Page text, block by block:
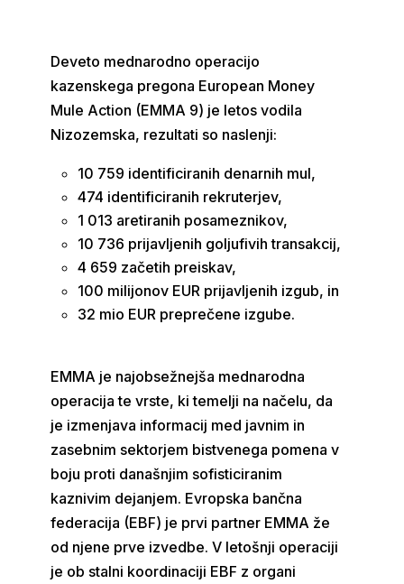
Deveto mednarodno operacijo
kazenskega pregona European Money
Mule Action (EMMA 9) je letos vodila
Nizozemska, rezultati so naslenji:
10 759 identificiranih denarnih mul,
474 identificiranih rekruterjev,
1 013 aretiranih posameznikov,
10 736 prijavljenih goljufivih transakcij,
4 659 začetih preiskav,
100 milijonov EUR prijavljenih izgub, in
32 mio EUR preprečene izgube.
EMMA je najobsežnejša mednarodna
operacija te vrste, ki temelji na načelu, da
je izmenjava informacij med javnim in
zasebnim sektorjem bistvenega pomena v
boju proti današnjim sofisticiranim
kaznivim dejanjem. Evropska bančna
federacija (EBF) je prvi partner EMMA že
od njene prve izvedbe. V letošnji operaciji
je ob stalni koordinaciji EBF z organi